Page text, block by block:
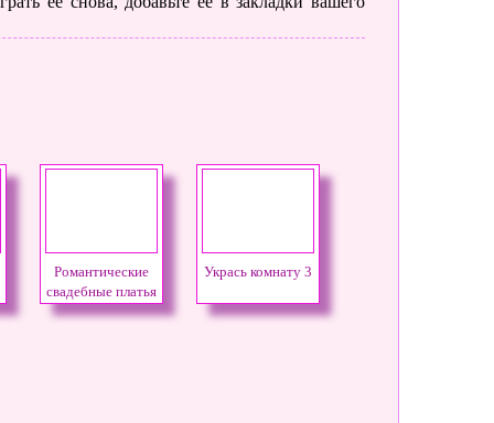
Романтические
свадебные платья
Укрась комнату 3